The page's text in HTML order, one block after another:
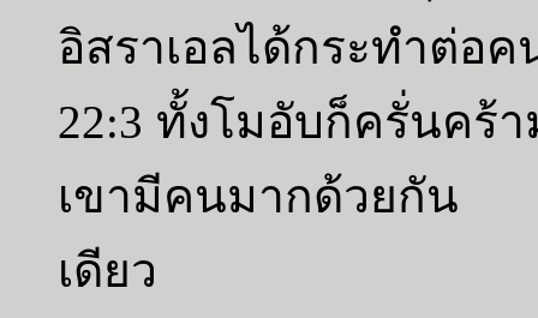
อิสราเอลได้กระทำต่อค
22:3 ทั้งโมอับก็ครั่นคร้
เขามีคนมากด้วยกัน
เดียว